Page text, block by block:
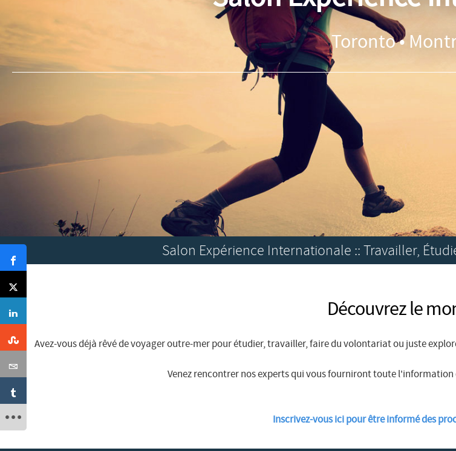
Toronto •
Salon Expérience Internationale :: Travailler,
Découvrez le
Avez-vous déjà rêvé de voyager outre-mer pour étudier, travailler, faire du volontariat ou juste
Venez rencontrer nos experts qui vous fourniront toute l'information
Inscrivez-vous ici pour être informé des